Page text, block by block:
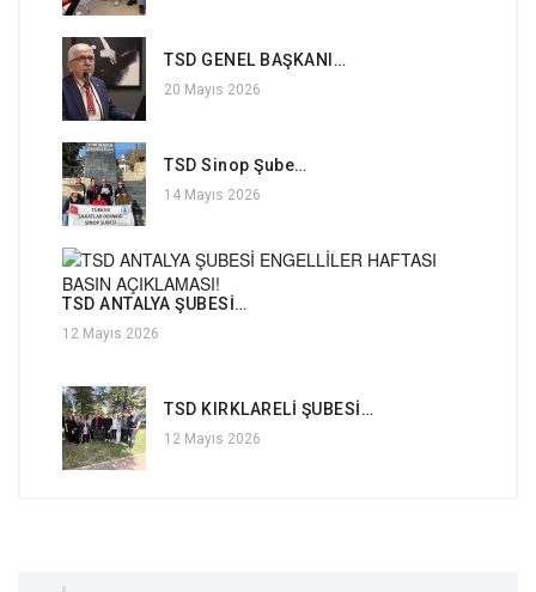
TSD GENEL BAŞKANI…
20 Mayıs 2026
TSD Sinop Şube…
14 Mayıs 2026
TSD ANTALYA ŞUBESİ…
12 Mayıs 2026
TSD KIRKLARELİ ŞUBESİ…
12 Mayıs 2026